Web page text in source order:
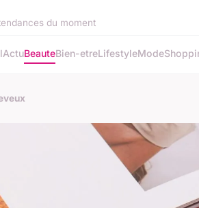
du moment
ActuBeauteBien-etreLifestyleMode